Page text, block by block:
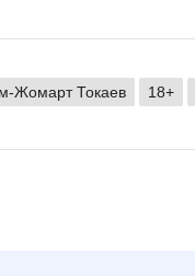
Жомарт Токаев 18+